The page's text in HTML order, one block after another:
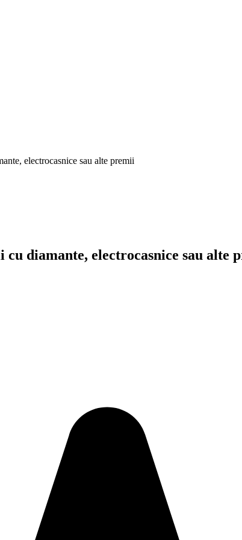
electrocasnice sau alte premii
diamante, electrocasnice sau alte